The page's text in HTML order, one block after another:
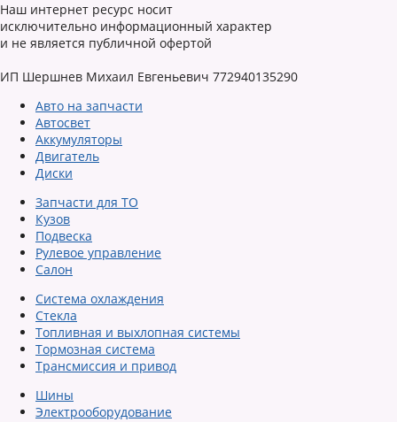
Наш интернет ресурс носит
исключительно информационный характер
и не является публичной офертой
ИП Шершнев Михаил Евгеньевич 772940135290
Авто на запчасти
Автосвет
Аккумуляторы
Двигатель
Диски
Запчасти для ТО
Кузов
Подвеска
Рулевое управление
Салон
Система охлаждения
Стекла
Топливная и выхлопная системы
Тормозная система
Трансмиссия и привод
Шины
Электрооборудование